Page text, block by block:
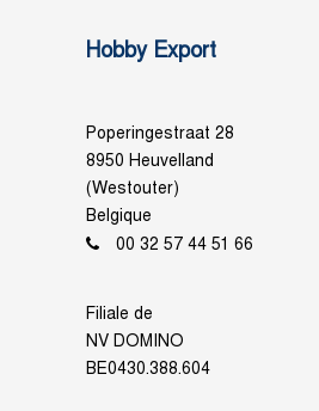
Hobby Export
Poperingestraat 28
8950 Heuvelland
(Westouter)
Belgique
00 32 57 44 51 66
Filiale de
NV DOMINO
BE0430.388.604